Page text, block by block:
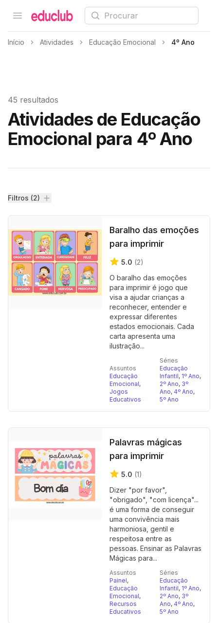
Open menu
Educlub Procurar
Início Atividades Educação Emocional 4º Ano
45 resultados
Atividades de Educação
Emocional para 4º Ano
Filtros
Filtros (2)
Baralho das emoções
para imprimir
5.0 (2)
O baralho das emoções
para imprimir é jogo que
visa a ajudar crianças a
reconhecer, entender e
expressar diferentes
estados emocionais. Cada
carta apresenta uma
ilustração...
Assuntos
Educação
Emocional,
Jogos
Educativos
Séries
Educação
Infantil, 1º Ano,
2º Ano, 3º
Ano, 4º Ano,
5º Ano
Palavras mágicas
para imprimir
5.0 (1)
Dizer "por favor",
"obrigado", "com licença"...
é uma forma de conseguir
uma convivência mais
harmoniosa, gentil e
respeitosa entre as
pessoas. Ensinar as Palavras
Mágicas para...
Assuntos
Painel,
Educação
Emocional,
Recursos
Educativos
Séries
Educação
Infantil, 1º Ano,
2º Ano, 3º
Ano, 4º Ano,
5º Ano